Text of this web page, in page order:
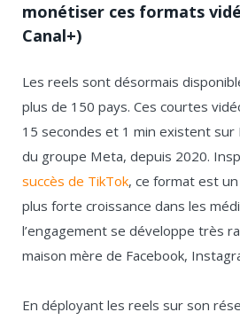
monétiser ces formats
Canal+)
Les reels sont désormais
plus de 150 pays. Ces courtes
15 secondes et 1 min existent sur
du groupe Meta, depuis 2020.
succès de TikTok, ce format est
plus forte croissance dans les
l’engagement se développe très
maison mère de Facebook,
En déployant les reels sur son